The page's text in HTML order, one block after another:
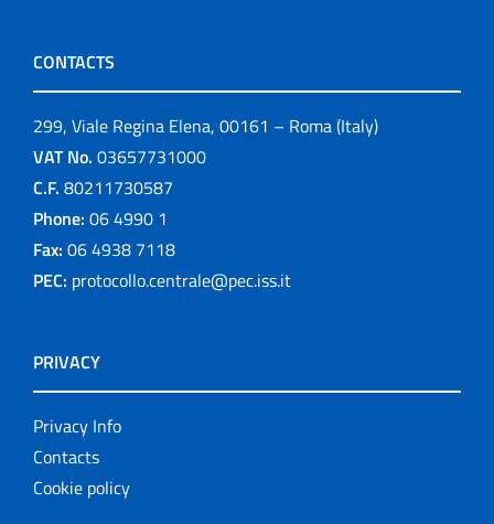
CONTACTS
299, Viale Regina Elena, 00161 – Roma (Italy)
VAT No. 03657731000
C.F. 80211730587
Phone: 06 4990 1
Fax: 06 4938 7118
PEC: protocollo.centrale@pec.iss.it
PRIVACY
Privacy Info
Contacts
Cookie policy